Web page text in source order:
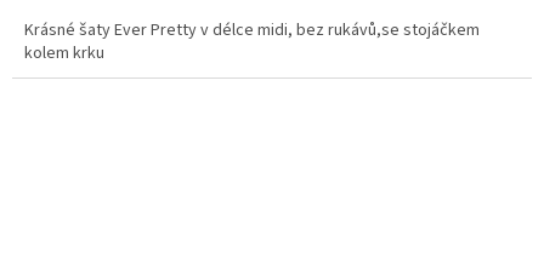
Krásné šaty Ever Pretty v délce midi, bez rukávů,se stojáčkem
kolem krku